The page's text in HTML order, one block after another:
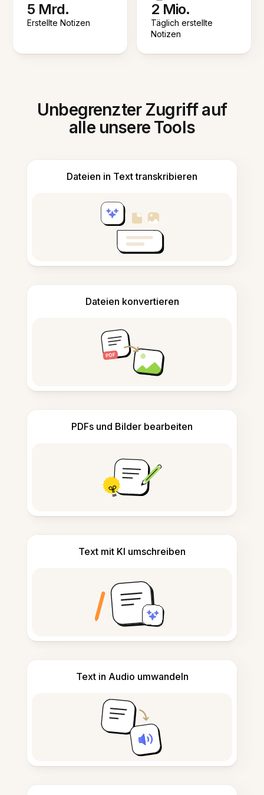
5 Mrd.
Erstellte Notizen
2 Mio.
Täglich erstellte
Notizen
Unbegrenzter Zugriff auf
alle unsere Tools
Dateien in Text transkribieren
Dateien konvertieren
PDFs und Bilder bearbeiten
Text mit KI umschreiben
Text in Audio umwandeln